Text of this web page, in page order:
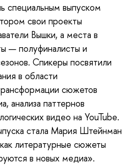
специальным выпуском
свои проекты
Вышки, а места в
— полуфиналисты и
Спикеры посвятили
в области
сюжетов
анализа паттернов
видео на YouTube.
стала Мария Штейнман
литературные сюжеты
в новых медиа».